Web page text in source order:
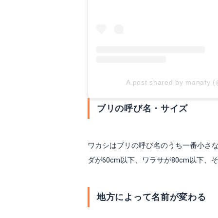
A post shared by manafy
ブリの呼び名・サイズ
ワカシはブリの呼び名のうち一番小さ
ダが60cm以下、ワラサが80cm以下、
地方によって名前が変わる